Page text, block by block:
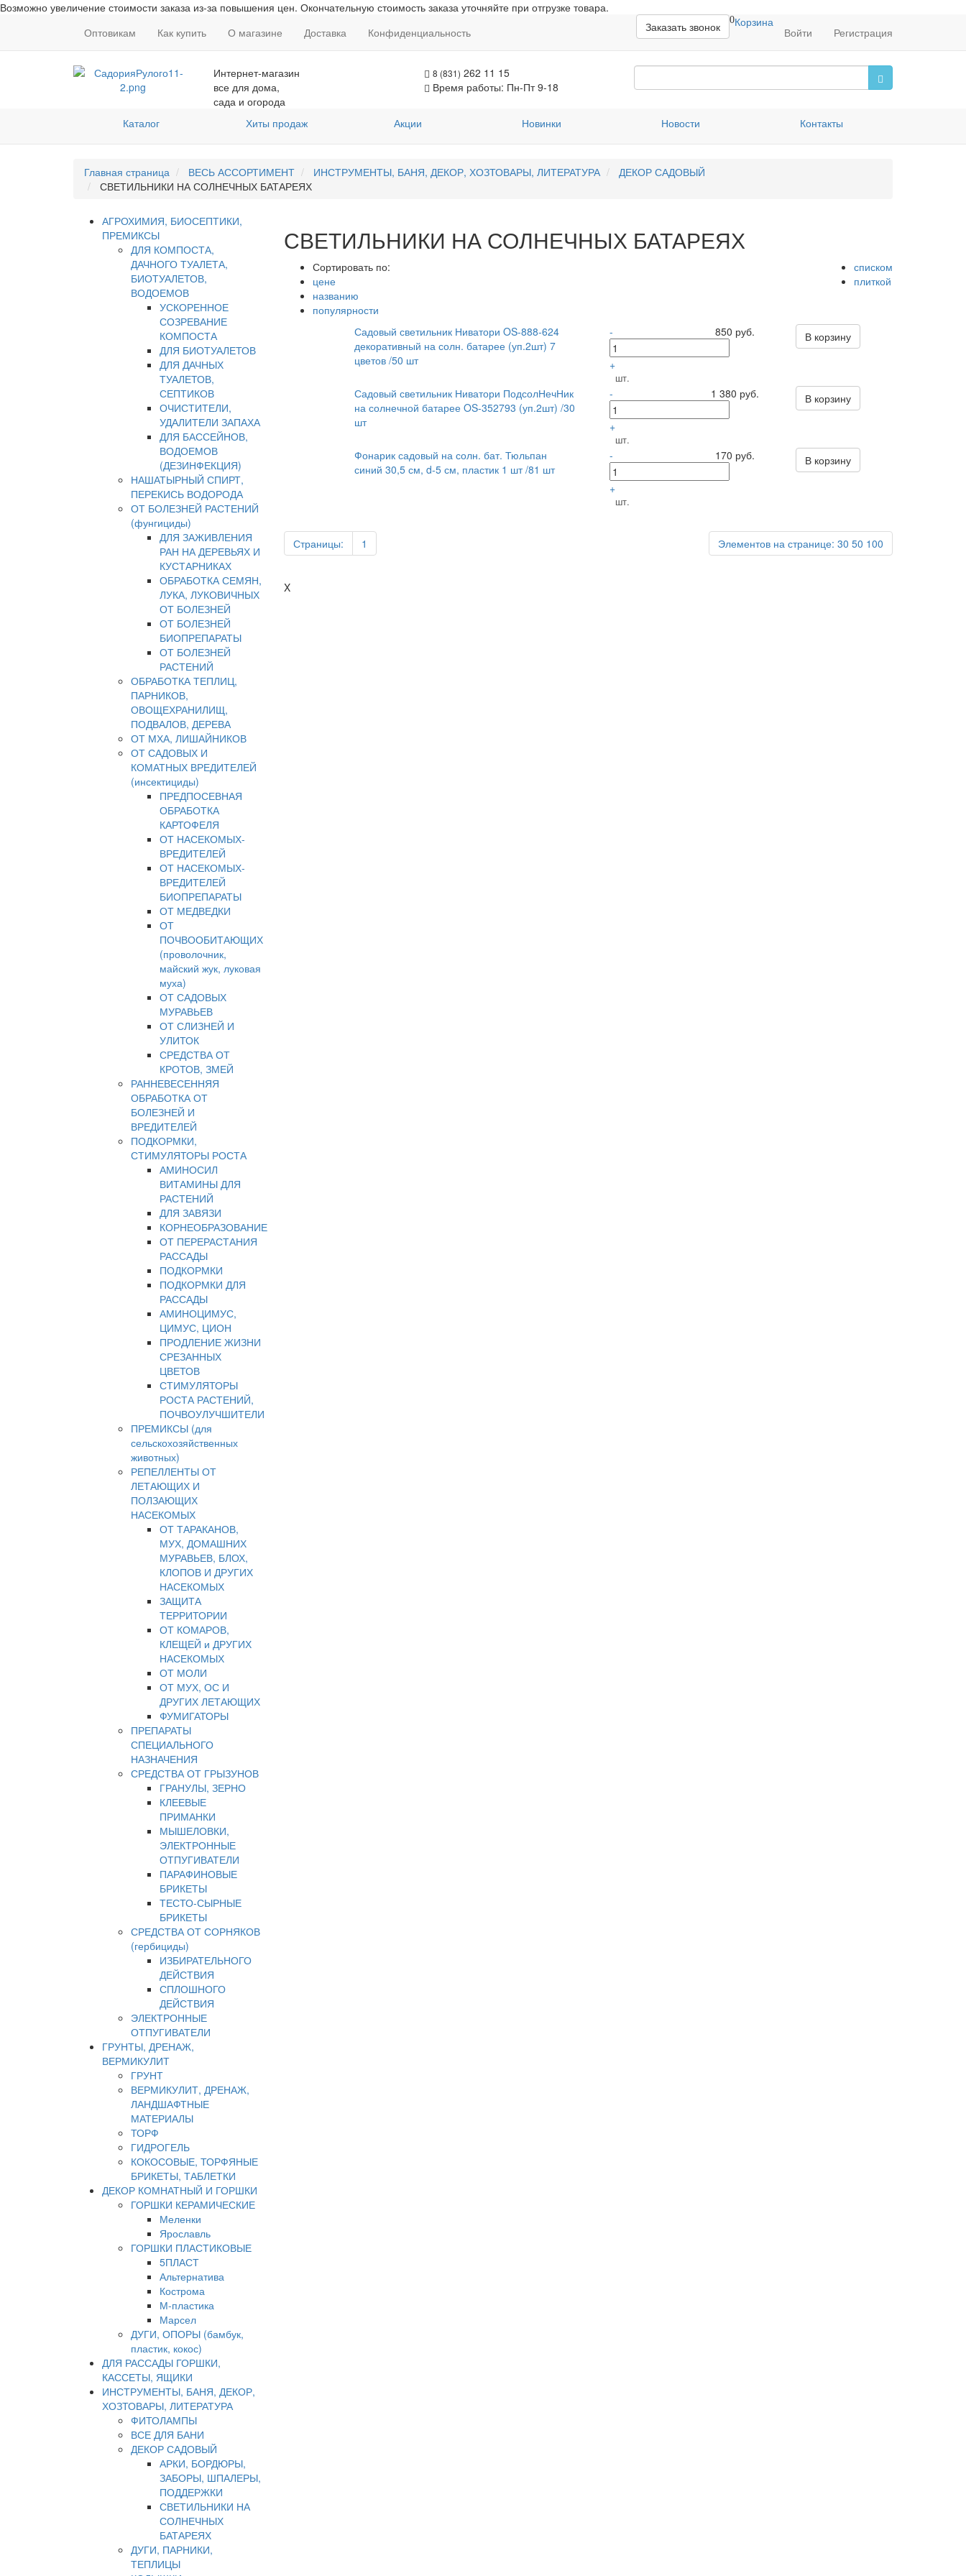
Возможно увеличение стоимости заказа из-за повышения цен. Окончательную стоимость заказа уточняйте при отгрузке товара.
Оптовикам
Как купить О магазине Доставка Конфиденциальность
0Корзина
Войти Регистрация
Заказать звонок
Интернет-магазин
все для дома,
сада и огорода
8 (831) 262 11 15
Время работы: Пн-Пт 9-18
Каталог Хиты продаж Акции Новинки Новости Контакты
Главная страница ВЕСЬ АССОРТИМЕНТ ИНСТРУМЕНТЫ, БАНЯ, ДЕКОР, ХОЗТОВАРЫ, ЛИТЕРАТУРА
ДЕКОР САДОВЫЙ
СВЕТИЛЬНИКИ НА СОЛНЕЧНЫХ БАТАРЕЯХ
АГРОХИМИЯ, БИОСЕПТИКИ,
ПРЕМИКСЫ
ДЛЯ КОМПОСТА,
ДАЧНОГО ТУАЛЕТА,
БИОТУАЛЕТОВ,
ВОДОЕМОВ
УСКОРЕННОЕ
СОЗРЕВАНИЕ
КОМПОСТА
ДЛЯ БИОТУАЛЕТОВ
ДЛЯ ДАЧНЫХ
ТУАЛЕТОВ,
СЕПТИКОВ
ОЧИСТИТЕЛИ,
УДАЛИТЕЛИ ЗАПАХА
ДЛЯ БАССЕЙНОВ,
ВОДОЕМОВ
(ДЕЗИНФЕКЦИЯ)
НАШАТЫРНЫЙ СПИРТ,
ПЕРЕКИСЬ ВОДОРОДА
ОТ БОЛЕЗНЕЙ РАСТЕНИЙ
(фунгициды)
ДЛЯ ЗАЖИВЛЕНИЯ
РАН НА ДЕРЕВЬЯХ И
КУСТАРНИКАХ
ОБРАБОТКА СЕМЯН,
ЛУКА, ЛУКОВИЧНЫХ
ОТ БОЛЕЗНЕЙ
ОТ БОЛЕЗНЕЙ
БИОПРЕПАРАТЫ
ОТ БОЛЕЗНЕЙ
РАСТЕНИЙ
ОБРАБОТКА ТЕПЛИЦ,
ПАРНИКОВ,
ОВОЩЕХРАНИЛИЩ,
ПОДВАЛОВ, ДЕРЕВА
ОТ МХА, ЛИШАЙНИКОВ
ОТ САДОВЫХ И
КОМАТНЫХ ВРЕДИТЕЛЕЙ
(инсектициды)
ПРЕДПОСЕВНАЯ
ОБРАБОТКА
КАРТОФЕЛЯ
ОТ НАСЕКОМЫХ-
ВРЕДИТЕЛЕЙ
ОТ НАСЕКОМЫХ-
ВРЕДИТЕЛЕЙ
БИОПРЕПАРАТЫ
ОТ МЕДВЕДКИ
ОТ
ПОЧВООБИТАЮЩИХ
(проволочник,
майский жук, луковая
муха)
ОТ САДОВЫХ
МУРАВЬЕВ
ОТ СЛИЗНЕЙ И
УЛИТОК
СРЕДСТВА ОТ
КРОТОВ, ЗМЕЙ
РАННЕВЕСЕННЯЯ
ОБРАБОТКА ОТ
БОЛЕЗНЕЙ И
ВРЕДИТЕЛЕЙ
ПОДКОРМКИ,
СТИМУЛЯТОРЫ РОСТА
АМИНОСИЛ
ВИТАМИНЫ ДЛЯ
РАСТЕНИЙ
ДЛЯ ЗАВЯЗИ
КОРНЕОБРАЗОВАНИЕ
ОТ ПЕРЕРАСТАНИЯ
РАССАДЫ
ПОДКОРМКИ
ПОДКОРМКИ ДЛЯ
РАССАДЫ
АМИНОЦИМУС,
ЦИМУС, ЦИОН
ПРОДЛЕНИЕ ЖИЗНИ
СРЕЗАННЫХ
ЦВЕТОВ
СТИМУЛЯТОРЫ
РОСТА РАСТЕНИЙ,
ПОЧВОУЛУЧШИТЕЛИ
ПРЕМИКСЫ (для
сельскохозяйственных
животных)
РЕПЕЛЛЕНТЫ ОТ
ЛЕТАЮЩИХ И
ПОЛЗАЮЩИХ
НАСЕКОМЫХ
ОТ ТАРАКАНОВ,
МУХ, ДОМАШНИХ
МУРАВЬЕВ, БЛОХ,
КЛОПОВ И ДРУГИХ
НАСЕКОМЫХ
ЗАЩИТА
ТЕРРИТОРИИ
ОТ КОМАРОВ,
КЛЕЩЕЙ и ДРУГИХ
НАСЕКОМЫХ
ОТ МОЛИ
ОТ МУХ, ОС И
ДРУГИХ ЛЕТАЮЩИХ
ФУМИГАТОРЫ
ПРЕПАРАТЫ
СПЕЦИАЛЬНОГО
НАЗНАЧЕНИЯ
СРЕДСТВА ОТ ГРЫЗУНОВ
ГРАНУЛЫ, ЗЕРНО
КЛЕЕВЫЕ
ПРИМАНКИ
МЫШЕЛОВКИ,
ЭЛЕКТРОННЫЕ
ОТПУГИВАТЕЛИ
ПАРАФИНОВЫЕ
БРИКЕТЫ
ТЕСТО-СЫРНЫЕ
БРИКЕТЫ
СРЕДСТВА ОТ СОРНЯКОВ
(гербициды)
ИЗБИРАТЕЛЬНОГО
ДЕЙСТВИЯ
СПЛОШНОГО
ДЕЙСТВИЯ
ЭЛЕКТРОННЫЕ
ОТПУГИВАТЕЛИ
ГРУНТЫ, ДРЕНАЖ,
ВЕРМИКУЛИТ
ГРУНТ
ВЕРМИКУЛИТ, ДРЕНАЖ,
ЛАНДШАФТНЫЕ
МАТЕРИАЛЫ
ТОРФ
ГИДРОГЕЛЬ
КОКОСОВЫЕ, ТОРФЯНЫЕ
БРИКЕТЫ, ТАБЛЕТКИ
ДЕКОР КОМНАТНЫЙ И ГОРШКИ
ГОРШКИ КЕРАМИЧЕСКИЕ
Меленки
Ярославль
ГОРШКИ ПЛАСТИКОВЫЕ
5ПЛАСТ
Альтернатива
Кострома
М-пластика
Марсел
ДУГИ, ОПОРЫ (бамбук,
пластик, кокос)
ДЛЯ РАССАДЫ ГОРШКИ,
КАССЕТЫ, ЯЩИКИ
ИНСТРУМЕНТЫ, БАНЯ, ДЕКОР,
ХОЗТОВАРЫ, ЛИТЕРАТУРА
ФИТОЛАМПЫ
ВСЕ ДЛЯ БАНИ
ДЕКОР САДОВЫЙ
АРКИ, БОРДЮРЫ,
ЗАБОРЫ, ШПАЛЕРЫ,
ПОДДЕРЖКИ
СВЕТИЛЬНИКИ НА
СОЛНЕЧНЫХ
БАТАРЕЯХ
ДУГИ, ПАРНИКИ,
ТЕПЛИЦЫ
СВЕТИЛЬНИКИ НА СОЛНЕЧНЫХ БАТАРЕЯХ
Сортировать по:
цене
названию
популярности
списком
плиткой
Садовый светильник Ниватори OS-888-624
декоративный на солн. батарее (уп.2шт) 7
цветов /50 шт
-
+
шт.
850 руб. В корзину
Садовый светильник Ниватори ПодсолНечНик
на солнечной батарее OS-352793 (уп.2шт) /30
шт
-
+
шт.
1 380 руб. В корзину
Фонарик садовый на солн. бат. Тюльпан
синий 30,5 см, d-5 см, пластик 1 шт /81 шт
-
+
шт.
170 руб. В корзину
Элементов на странице: 30 50 100
Страницы: 1
X